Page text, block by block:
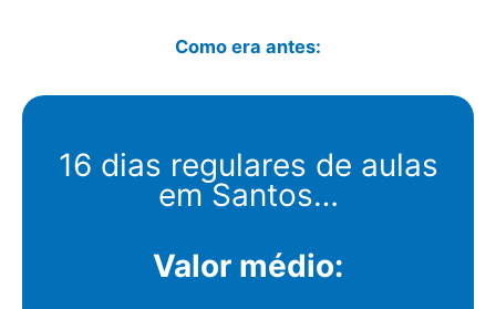
Como era antes:
16 dias regulares de aulas
em Santos…
Valor médio: